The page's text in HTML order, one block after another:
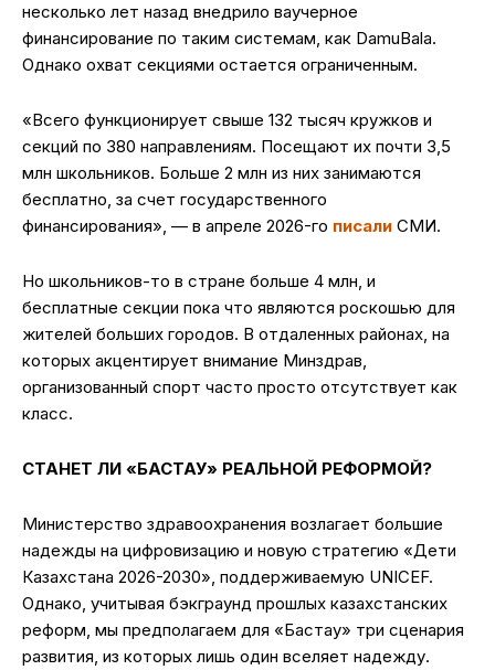
несколько лет назад внедрило ваучерное
финансирование по таким системам, как DamuBala.
Однако охват секциями остается ограниченным.
«Всего функционирует свыше 132 тысяч кружков и
секций по 380 направлениям. Посещают их почти 3,5
млн школьников. Больше 2 млн из них занимаются
бесплатно, за счет государственного
финансирования», — в апреле 2026-го писали СМИ.
Но школьников-то в стране больше 4 млн, и
бесплатные секции пока что являются роскошью для
жителей больших городов. В отдаленных районах, на
которых акцентирует внимание Минздрав,
организованный спорт часто просто отсутствует как
класс.
СТАНЕТ ЛИ «БАСТАУ» РЕАЛЬНОЙ РЕФОРМОЙ?
Министерство здравоохранения возлагает большие
надежды на цифровизацию и новую стратегию «Дети
Казахстана 2026-2030», поддерживаемую UNICEF.
Однако, учитывая бэкграунд прошлых казахстанских
реформ, мы предполагаем для «Бастау» три сценария
развития, из которых лишь один вселяет надежду.